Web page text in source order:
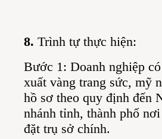
8. Trình tự thực hiện:
Bước 1: Doanh nghiệp
xuất vàng trang sức, mỹ
hồ sơ theo quy định đến
nhánh tỉnh, thành phố
đặt trụ sở chính.